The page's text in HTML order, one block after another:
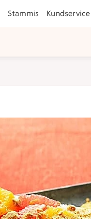
Stammis Kundservice